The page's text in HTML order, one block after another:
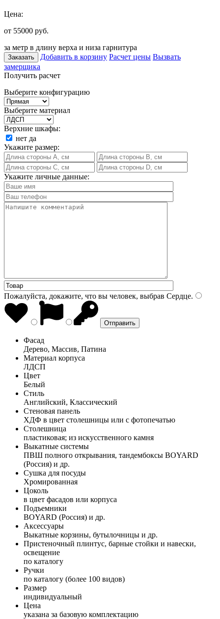
Цена:
от 55000 руб.
за метр в длину верха и низа гарнитура
Заказать Добавить в корзину Расчет цены Вызвать
замерщика
Получить расчет
Выберите конфигурацию
Выберите материал
Верхние шкафы:
нет да
Укажите размер:
Укажите личные данные:
Пожалуйста, докажите, что вы человек, выбрав Сердце.
Фасад
Дерево, Массив, Патина
Материал корпуса
ЛДСП
Цвет
Белый
Стиль
Английский, Классический
Стеновая панель
ХДФ в цвет столешницы или с фотопечатью
Столешница
пластиковая; из искусственного камня
Выкатные системы
ПВШ полного открывания, тандембоксы BOYARD
(Россия) и др.
Сушка для посуды
Хромированная
Цоколь
в цвет фасадов или корпуса
Подъемники
BOYARD (Россия) и др.
Аксессуары
Выкатные корзины, бутылочницы и др.
Пристеночный плинтус, барные стойки и навески,
освещение
по каталогу
Ручки
по каталогу (более 100 видов)
Размер
индивидуальный
Цена
указана за базовую комплектацию